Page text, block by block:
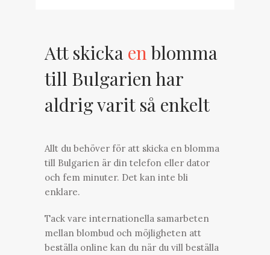
Att skicka en blomma
till Bulgarien har
aldrig varit så enkelt
Allt du behöver för att skicka en blomma
till Bulgarien är din telefon eller dator
och fem minuter. Det kan inte bli
enklare.
Tack vare internationella samarbeten
mellan blombud och möjligheten att
beställa online kan du när du vill beställa